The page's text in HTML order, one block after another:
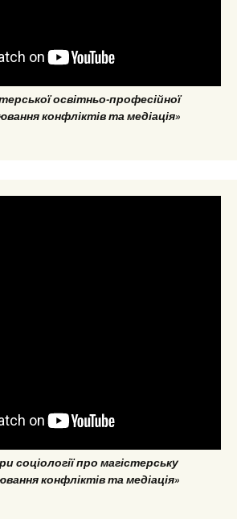
освітньо-професійної
конфліктів та медіація»
соціології про магістерську
конфліктів та медіація»